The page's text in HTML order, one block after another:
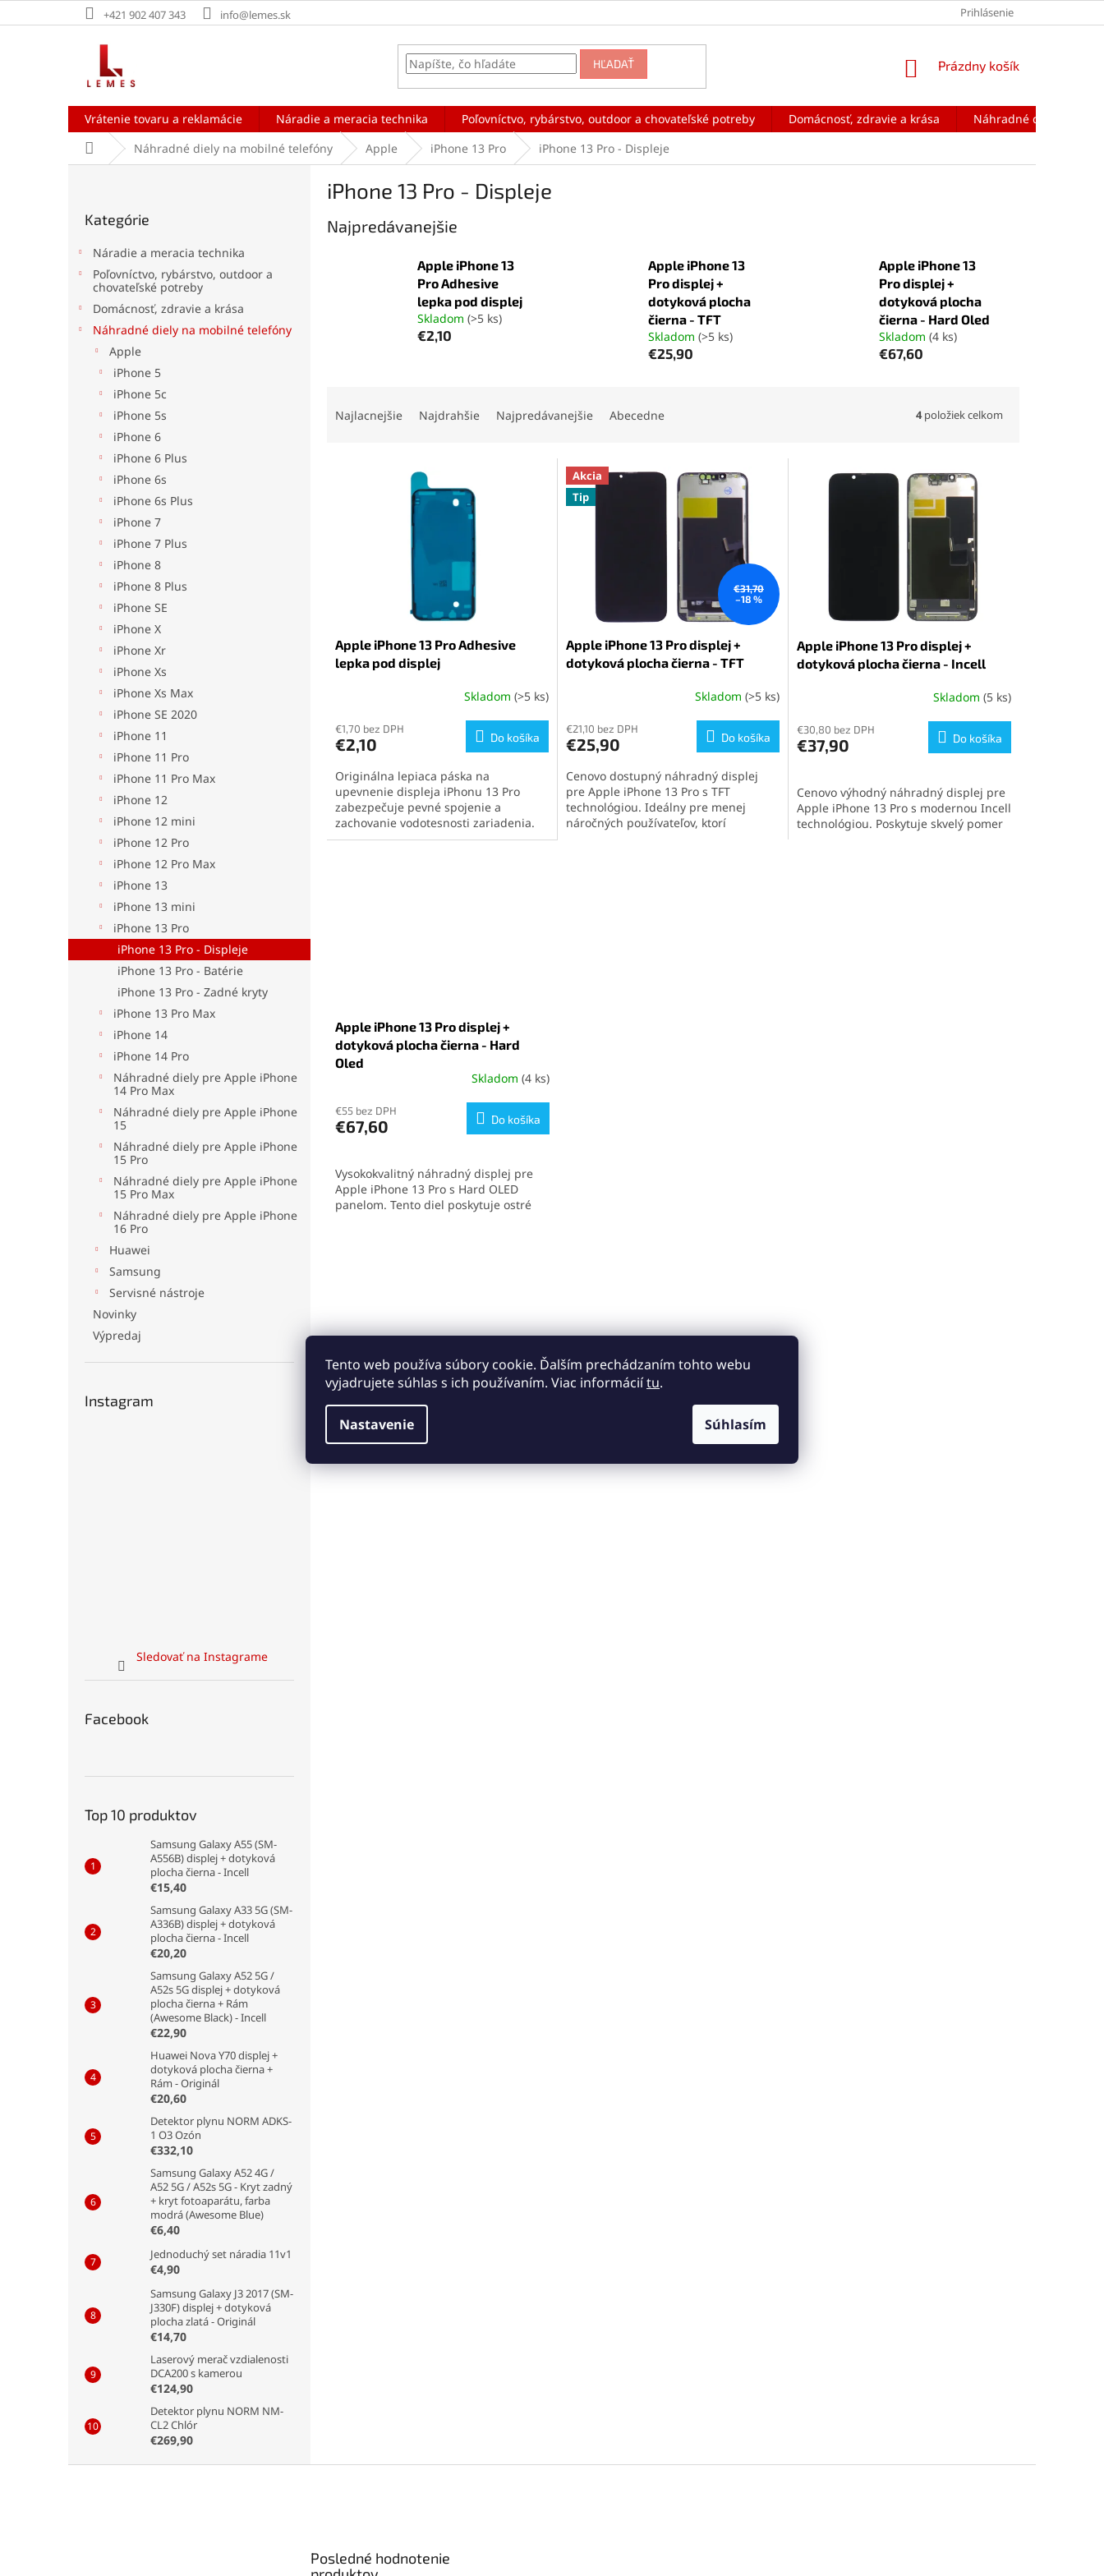
Tento web používa súbory cookie. Ďalším prechádzaním tohto webu
vyjadrujete súhlas s ich používaním. Viac informáciítu.
Nastavenie Súhlasím
na
+421 902 407 343 info@lemes.sk Prihlásenie
HĽADAŤ
NÁKUPNÝ
Prázdny košík
Vrátenie tovaru a reklamácie Náradie a meracia technika Poľovníctvo, rybárstvo, outdoor a chovateľské potreby Domácnosť, zdravie a krása
Náhradné diely na
DomovNáhradné diely na mobilné telefóny Apple iPhone 13 Pro iPhone 13 Pro - Displeje
kategórie
Kategórie
Náradie a meracia technika
Poľovníctvo, rybárstvo, outdoor a
chovateľské potreby
Domácnosť, zdravie a krása
Náhradné diely na mobilné telefóny
Apple
iPhone 5
iPhone 5c
iPhone 5s
iPhone 6
iPhone 6 Plus
iPhone 6s
iPhone 6s Plus
iPhone 7
iPhone 7 Plus
iPhone 8
iPhone 8 Plus
iPhone SE
iPhone X
iPhone Xr
iPhone Xs
iPhone Xs Max
iPhone SE 2020
iPhone 11
iPhone 11 Pro
iPhone 11 Pro Max
iPhone 12
iPhone 12 mini
iPhone 12 Pro
iPhone 12 Pro Max
iPhone 13
iPhone 13 mini
iPhone 13 Pro
iPhone 13 Pro - Displeje
iPhone 13 Pro - Batérie
iPhone 13 Pro - Zadné kryty
iPhone 13 Pro Max
iPhone 14
iPhone 14 Pro
Náhradné diely pre Apple iPhone
14 Pro Max
Náhradné diely pre Apple iPhone
15
Náhradné diely pre Apple iPhone
15 Pro
Náhradné diely pre Apple iPhone
15 Pro Max
Náhradné diely pre Apple iPhone
16 Pro
Huawei
Samsung
Servisné nástroje
Novinky
Výpredaj
Instagram
Sledovať na Instagrame
Facebook
Top 10 produktov
Samsung Galaxy A55 (SM-
A556B) displej + dotyková
plocha čierna - Incell
€15,40
Samsung Galaxy A33 5G (SM-
A336B) displej + dotyková
plocha čierna - Incell
€20,20
Samsung Galaxy A52 5G /
A52s 5G displej + dotyková
plocha čierna + Rám
(Awesome Black) - Incell
€22,90
Huawei Nova Y70 displej +
dotyková plocha čierna +
Rám - Originál
€20,60
Detektor plynu NORM ADKS-
1 O3 Ozón
€332,10
Samsung Galaxy A52 4G /
A52 5G / A52s 5G - Kryt zadný
+ kryt fotoaparátu, farba
modrá (Awesome Blue)
€6,40
Jednoduchý set náradia 11v1
€4,90
Samsung Galaxy J3 2017 (SM-
J330F) displej + dotyková
plocha zlatá - Originál
€14,70
Laserový merač vzdialenosti
DCA200 s kamerou
€124,90
Detektor plynu NORM NM-
CL2 Chlór
€269,90
iPhone 13 Pro - Displeje
Najpredávanejšie
Apple iPhone 13
Pro Adhesive
lepka pod displej
Skladom (>5 ks)
€2,10
Apple iPhone 13
Pro displej +
dotyková plocha
čierna - TFT
Skladom (>5 ks)
€25,90
Apple iPhone 13
Pro displej +
dotyková plocha
čierna - Hard Oled
Skladom (4 ks)
€67,60
Najlacnejšie Najdrahšie Najpredávanejšie Abecedne 4položiek celkom
Apple iPhone 13 Pro Adhesive
lepka pod displej
Skladom (>5 ks)
€1,70 bez DPH
€2,10 Do košíka
Originálna lepiaca páska na
upevnenie displeja iPhonu 13 Pro
zabezpečuje pevné spojenie a
zachovanie vodotesnosti zariadenia.
Ideálna na profesionálne opravy aj
Akcia
Tip
€31,70
–18 %
Apple iPhone 13 Pro displej +
dotyková plocha čierna - TFT
Skladom (>5 ks)
€21,10 bez DPH
€25,90 Do košíka
Cenovo dostupný náhradný displej
pre Apple iPhone 13 Pro s TFT
technológiou. Ideálny pre menej
náročných používateľov, ktorí
Apple iPhone 13 Pro displej +
dotyková plocha čierna - Incell
Skladom (5 ks)
€30,80 bez DPH
€37,90 Do košíka
Cenovo výhodný náhradný displej pre
Apple iPhone 13 Pro s modernou Incell
technológiou. Poskytuje skvelý pomer
Apple iPhone 13 Pro displej +
dotyková plocha čierna - Hard
Oled
produktu
je
5
hviezdičiek.
Skladom (4 ks)
€55 bez DPH
€67,60 Do košíka
Vysokokvalitný náhradný displej pre
Apple iPhone 13 Pro s Hard OLED
panelom. Tento diel poskytuje ostré
c
e
v
ý
Posledné hodnotenie